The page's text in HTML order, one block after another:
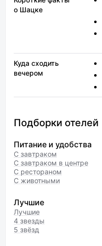
о Шацке
Куда сходить
вечером
Подборки отелей
Питание и удобства
С завтраком
С завтраком в центре
С рестораном
С животными
Лучшие
Лучшие
4 звезды
5 звёзд